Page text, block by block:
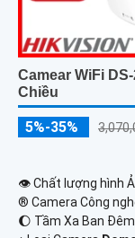
Camear WiFi
Chiều
5%-35%
👁 Chất lượng hình
®️ Camera Công
🌔 Tầm Xa Ban Đêm